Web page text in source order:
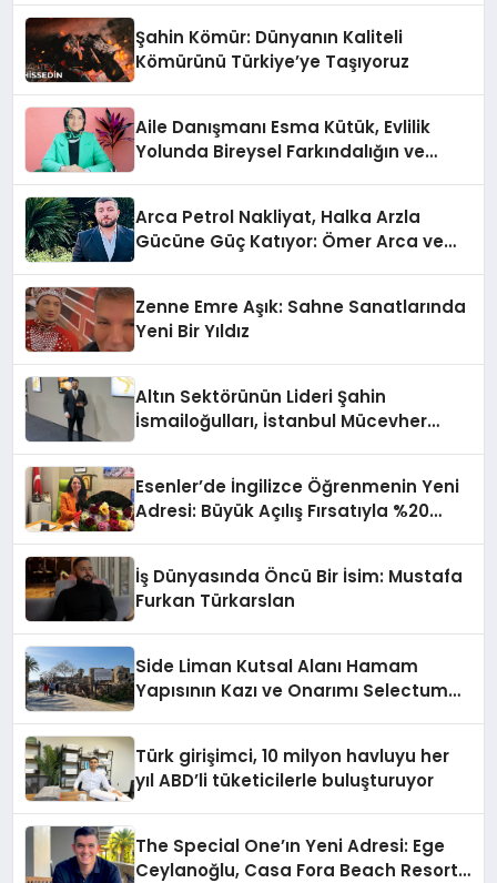
Şahin Kömür: Dünyanın Kaliteli
Kömürünü Türkiye’ye Taşıyoruz
Aile Danışmanı Esma Kütük, Evlilik
Yolunda Bireysel Farkındalığın ve
Arca Petrol Nakliyat, Halka Arzla
Gücüne Güç Katıyor: Ömer Arca ve
Zenne Emre Aşık: Sahne Sanatlarında
Yeni Bir Yıldız
Altın Sektörünün Lideri Şahin
İsmailoğulları, İstanbul Mücevher
Esenler’de İngilizce Öğrenmenin Yeni
Adresi: Büyük Açılış Fırsatıyla %20
İş Dünyasında Öncü Bir İsim: Mustafa
Furkan Türkarslan
Side Liman Kutsal Alanı Hamam
Yapısının Kazı ve Onarımı Selectum
Türk girişimci, 10 milyon havluyu her
yıl ABD’li tüketicilerle buluşturuyor
The Special One’ın Yeni Adresi: Ege
Ceylanoğlu, Casa Fora Beach Resort